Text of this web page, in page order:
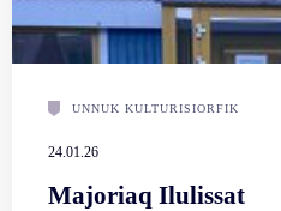
UNNUK KULTURISIORFIK
24.01.26
Majoriaq Ilulissat